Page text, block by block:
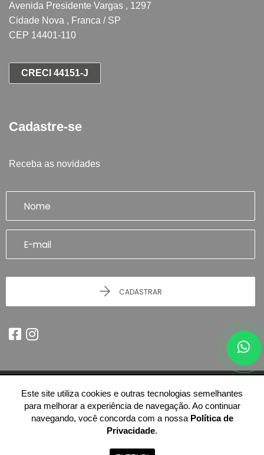
Avenida Presidente Vargas , 1297
Cidade Nova , Franca / SP
CEP 14401-110
CRECI 44151-J
Cadastre-se
Receba as novidades
CADASTRAR
© 2026 - Imobiliária Artefatto Imóveis - Franca/SP -51.614.978/0001-84
-Todos os Direitos Reservados.
Este site utiliza cookies e outras tecnologias semelhantes
para melhorar a experiência de navegação. Ao continuar
navegando, você concorda com a nossa Política de
Privacidade.